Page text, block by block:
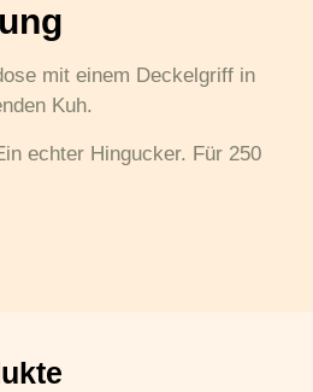
mit einem Deckelgriff in
Kuh.
echter Hingucker. Für 250